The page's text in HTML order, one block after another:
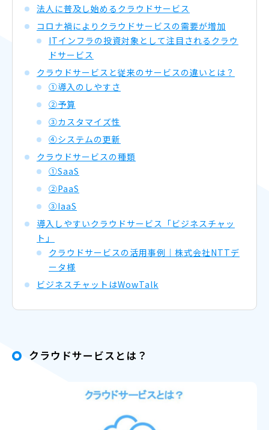
法人に普及し始めるクラウドサービス
コロナ禍によりクラウドサービスの需要が増加
ITインフラの投資対象として注目されるクラウ
ドサービス
クラウドサービスと従来のサービスの違いとは？
①導入のしやすさ
②予算
③カスタマイズ性
④システムの更新
クラウドサービスの種類
①SaaS
②PaaS
③IaaS
導入しやすいクラウドサービス「ビジネスチャッ
ト」
クラウドサービスの活用事例｜株式会社NTTデ
ータ様
ビジネスチャットはWowTalk
クラウドサービスとは？